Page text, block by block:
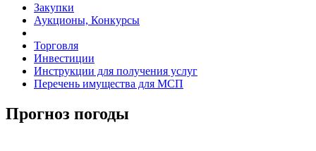
Закупки
Аукционы, Конкурсы
Торговля
Инвестиции
Инструкции для получения услуг
Перечень имущества для МСП
Прогноз погоды